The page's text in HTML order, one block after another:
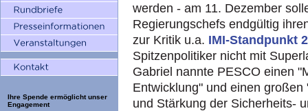
Ihre Spende ermöglicht unser
Engagement
werden - am 11. Dezember
Regierungschefs endgültig
zur Kritik u.a. IMI-Standpunkt
Spitzenpolitiker nicht mit
Gabriel nannte PESCO einen
Entwicklung" und einen
und Stärkung der Sicherheits-